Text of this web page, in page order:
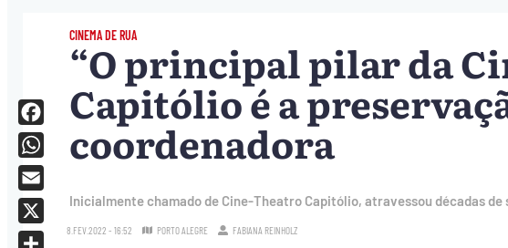
CINEMA DE RUA
“O principal pilar da
Capitólio é a
coordenadora
Inicialmente chamado de Cine-Theatro Capitólio, atravessou décadas
8.FEV.2022 - 16:52 PORTO ALEGRE FABIANA REINHOLZ
Facebook
WhatsApp
Email
X